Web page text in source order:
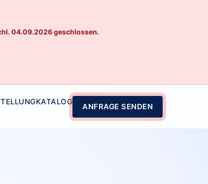
04.09.2026 geschlossen.
KATALOG
ANFRAGE SENDEN